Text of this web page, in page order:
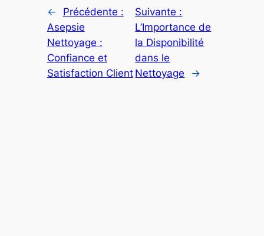
←
Précédente :
Asepsie
Nettoyage :
Confiance et
Satisfaction Client
Suivante :
L’Importance de
la Disponibilité
dans le
Nettoyage
→